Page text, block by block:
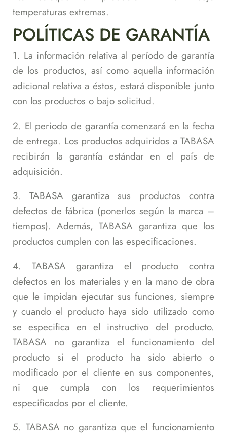
temperaturas extremas.
POLÍTICAS DE GARANTÍA
1. La información relativa al período de garantía
de los productos, así como aquella información
adicional relativa a éstos, estará disponible junto
con los productos o bajo solicitud.
2. El periodo de garantía comenzará en la fecha
de entrega. Los productos adquiridos a TABASA
recibirán la garantía estándar en el país de
adquisición.
3. TABASA garantiza sus productos contra
defectos de fábrica (ponerlos según la marca –
tiempos). Además, TABASA garantiza que los
productos cumplen con las especificaciones.
4. TABASA garantiza el producto contra
defectos en los materiales y en la mano de obra
que le impidan ejecutar sus funciones, siempre
y cuando el producto haya sido utilizado como
se especifica en el instructivo del producto.
TABASA no garantiza el funcionamiento del
producto si el producto ha sido abierto o
modificado por el cliente en sus componentes,
ni que cumpla con los requerimientos
especificados por el cliente.
5. TABASA no garantiza que el funcionamiento